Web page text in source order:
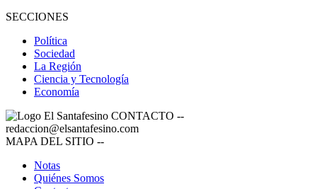
SECCIONES
Política
Sociedad
La Región
Ciencia y Tecnología
Economía
CONTACTO --
redaccion@elsantafesino.com
MAPA DEL SITIO --
Notas
Quiénes Somos